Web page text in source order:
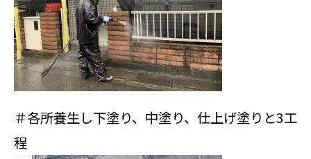
＃各所養生し下塗り、中塗り、仕上げ塗りと3工
程